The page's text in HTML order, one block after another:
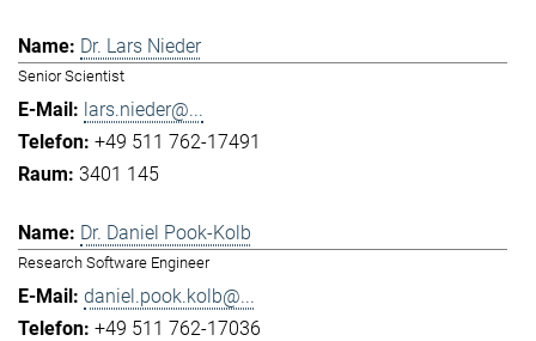
Dr. Lars Nieder
Senior Scientist
lars.nieder@...
+49 511 762-17491
3401 145
Dr. Daniel Pook-Kolb
Research Software Engineer
daniel.pook.kolb@...
+49 511 762-17036